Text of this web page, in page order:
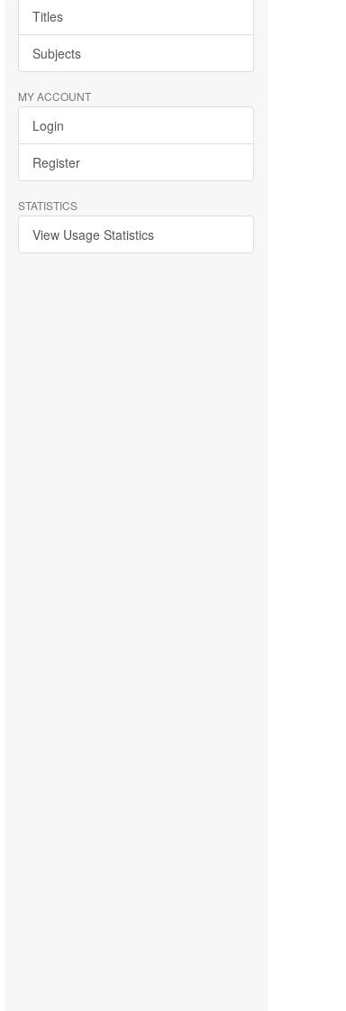
Titles
Subjects
MY ACCOUNT
Login
Register
STATISTICS
View Usage Statistics